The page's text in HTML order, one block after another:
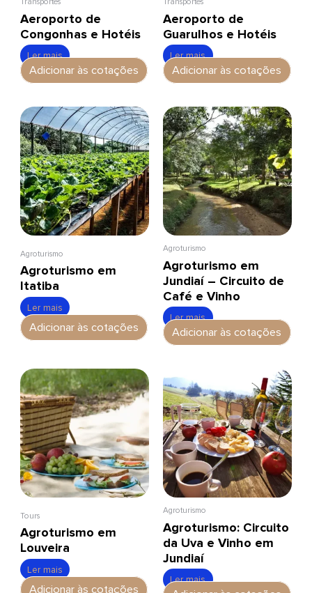
Aeroporto de
Congonhas e Hotéis
Ler mais
Adicionar às cotações
Aeroporto de
Guarulhos e Hotéis
Ler mais
Adicionar às cotações
Agroturismo
Agroturismo em
Itatiba
Ler mais
Adicionar às cotações
Agroturismo
Agroturismo em
Jundiaí – Circuito de
Café e Vinho
Ler mais
Adicionar às cotações
Tours
Agroturismo em
Louveira
Ler mais
Adicionar às cotações
Agroturismo
Agroturismo: Circuito
da Uva e Vinho em
Jundiaí
Ler mais